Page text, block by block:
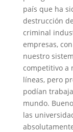
país que ha
destrucción
criminal
empresas,
nuestro
competitivo a
líneas, pero
podían
mundo.
las